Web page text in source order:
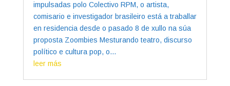
impulsadas polo Colectivo RPM, o artista,
comisario e investigador brasileiro está a traballar
en residencia desde o pasado 8 de xullo na súa
proposta Zoombies Mesturando teatro, discurso
político e cultura pop, o...
leer más